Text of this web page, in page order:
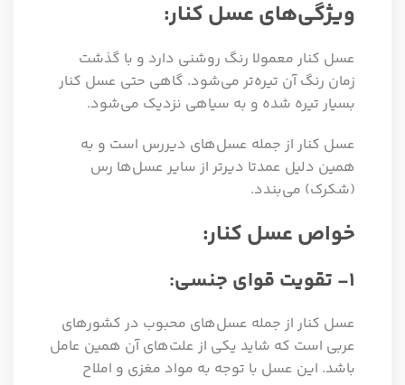
ویژگی‌های عسل کنار:
عسل کنار معمولا رنگ روشنی دارد و با گذشت
زمان رنگ آن تیره‌تر می‌شود. گاهی حتی عسل کنار
بسیار تیره شده و به سیاهی نزدیک می‌شود.
عسل کنار از جمله عسل‌های دیررس است و به
همین دلیل عمدتا دیرتر از سایر عسل‌ها رس
(شکرک) می‌بندد.
خواص عسل کنار:
1- تقویت قوای جنسی:
عسل کنار از جمله عسل‌های محبوب در کشورهای
عربی است که شاید یکی از علت‌های آن همین عامل
باشد. این عسل با توجه به مواد مغزی و املاح